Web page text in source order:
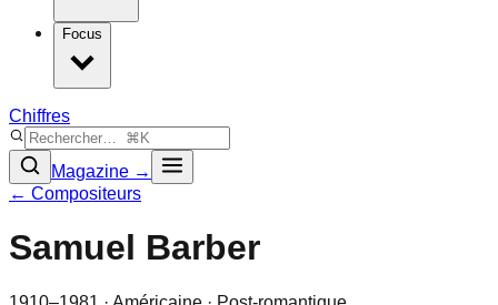
Focus
Chiffres
Magazine →
← Compositeurs
Samuel Barber